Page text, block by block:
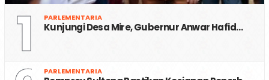
1 PARLEMENTARIA
Kunjungi Desa Mire, Gubernur Anwar Hafid…
PARLEMENTARIA